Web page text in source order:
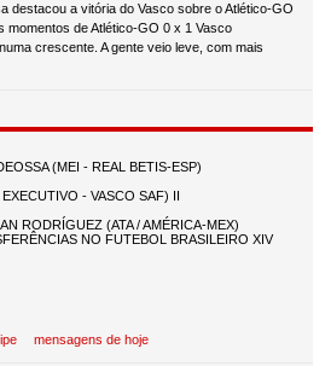
destacou a vitória do Vasco sobre o Atlético-GO
momentos de Atlético-GO 0 x 1 Vasco
crescente. A gente veio leve, com mais
mensagens de hoje